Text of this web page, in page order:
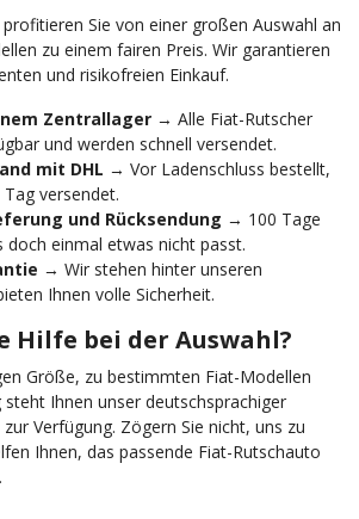
Sie von einer großen Auswahl an
zu einem fairen Preis. Wir garantieren
und risikofreien Einkauf.
Zentrallager → Alle Fiat-Rutscher
und werden schnell versendet.
mit DHL → Vor Ladenschluss bestellt,
versendet.
und Rücksendung → 100 Tage
doch einmal etwas nicht passt.
→ Wir stehen hinter unseren
Ihnen volle Sicherheit.
Hilfe bei der Auswahl?
Größe, zu bestimmten Fiat-Modellen
Ihnen unser deutschsprachiger
zur Verfügung. Zögern Sie nicht, uns zu
Ihnen, das passende Fiat-Rutschauto